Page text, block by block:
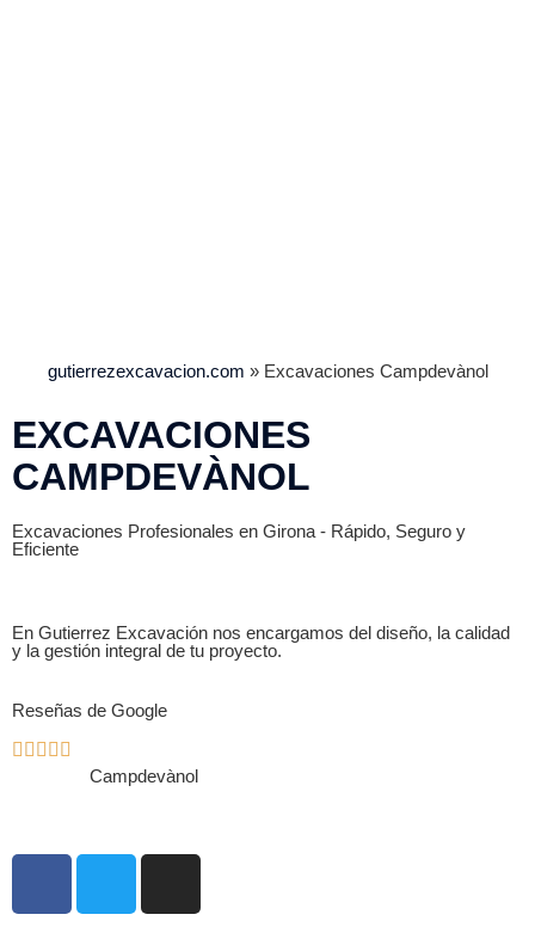
gutierrezexcavacion.com » Excavaciones Campdevànol
EXCAVACIONES
CAMPDEVÀNOL
Excavaciones Profesionales en Girona - Rápido, Seguro y
Eficiente
En Gutierrez Excavación nos encargamos del diseño, la calidad
y la gestión integral de tu proyecto.
Reseñas de Google
Campdevànol